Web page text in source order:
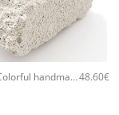
5715D Colorful handmade crystal χειροποίητο δαχτυλιδι Catherine bijoux Γκρι48.60€